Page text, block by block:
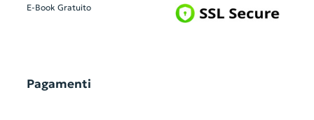
E-Book Gratuito
Pagamenti